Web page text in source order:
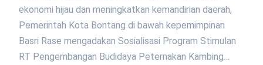
ekonomi hijau dan meningkatkan kemandirian daerah,
Pemerintah Kota Bontang di bawah kepemimpinan
Basri Rase mengadakan Sosialisasi Program Stimulan
RT Pengembangan Budidaya Peternakan Kambing…